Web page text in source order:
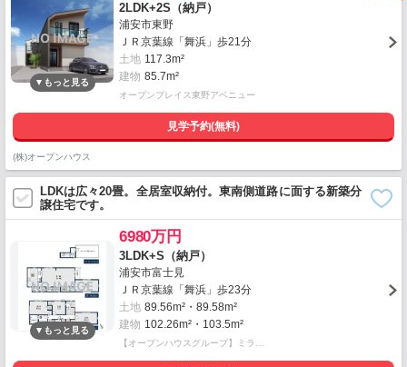
2LDK+2S（納戸）
浦安市東野
ＪＲ京葉線「舞浜」歩21分
土地 117.3m²
建物 85.7m²
オープンプレイス東野アベニュー
見学予約(無料)
(株)オープンハウス
LDKは広々20畳。全居室収納付。東南側道路に面する新築分
譲住宅です。
6980万円
3LDK+S（納戸）
浦安市富士見
ＪＲ京葉線「舞浜」歩23分
土地 89.56m²・89.58m²
建物 102.26m²・103.5m²
【オープンハウスグループ】ミラ…